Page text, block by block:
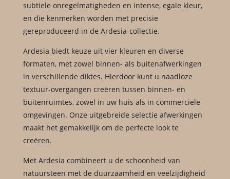
subtiele onregelmatigheden en intense, egale kleur,
en die kenmerken worden met precisie
gereproduceerd in de Ardesia-collectie.
Ardesia biedt keuze uit vier kleuren en diverse
formaten, met zowel binnen- als buitenafwerkingen
in verschillende diktes. Hierdoor kunt u naadloze
textuur-overgangen creëren tussen binnen- en
buitenruimtes, zowel in uw huis als in commerciële
omgevingen. Onze uitgebreide selectie afwerkingen
maakt het gemakkelijk om de perfecte look te
creëren.
Met Ardesia combineert u de schoonheid van
natuursteen met de duurzaamheid en veelzijdigheid